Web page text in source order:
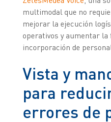
multimodal que no
mejorar la ejecución
operativos y aumentar
incorporación de
Vista y
para
errores de